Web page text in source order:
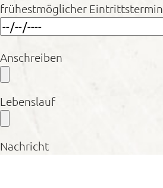
frühestmöglicher Eintrittstermin
Anschreiben
Lebenslauf
Nachricht